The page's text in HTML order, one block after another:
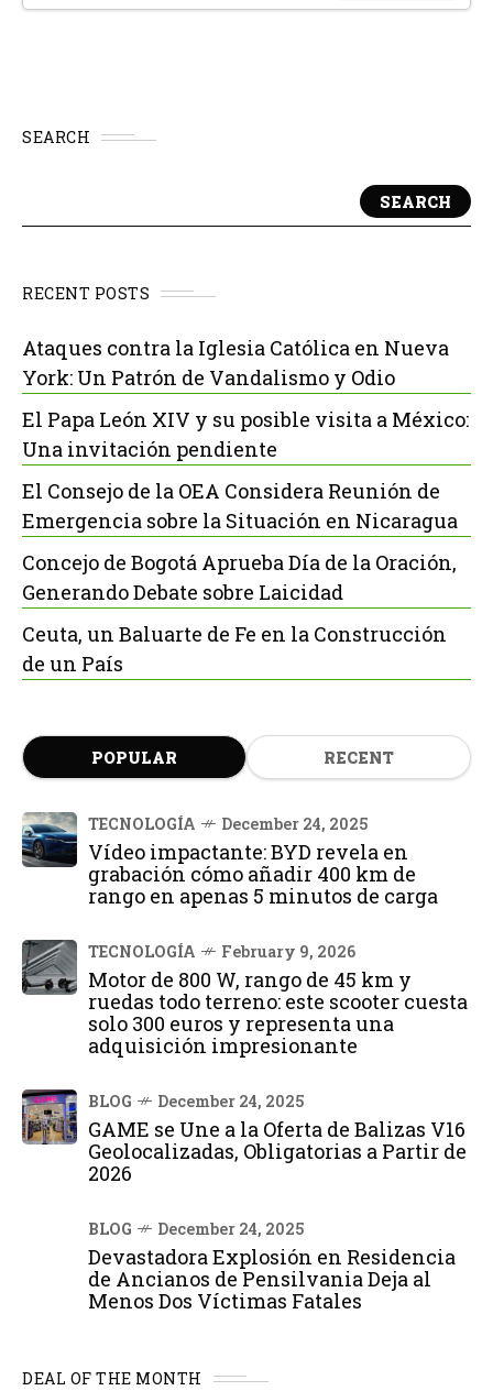
SEARCH
SEARCH
RECENT POSTS
Ataques contra la Iglesia Católica en Nueva
York: Un Patrón de Vandalismo y Odio
El Papa León XIV y su posible visita a México:
Una invitación pendiente
El Consejo de la OEA Considera Reunión de
Emergencia sobre la Situación en Nicaragua
Concejo de Bogotá Aprueba Día de la Oración,
Generando Debate sobre Laicidad
Ceuta, un Baluarte de Fe en la Construcción
de un País
POPULAR RECENT
TECNOLOGÍA December 24, 2025
Vídeo impactante: BYD revela en
grabación cómo añadir 400 km de
rango en apenas 5 minutos de carga
TECNOLOGÍA February 9, 2026
Motor de 800 W, rango de 45 km y
ruedas todo terreno: este scooter cuesta
solo 300 euros y representa una
adquisición impresionante
BLOG December 24, 2025
GAME se Une a la Oferta de Balizas V16
Geolocalizadas, Obligatorias a Partir de
2026
BLOG December 24, 2025
Devastadora Explosión en Residencia
de Ancianos de Pensilvania Deja al
Menos Dos Víctimas Fatales
DEAL OF THE MONTH